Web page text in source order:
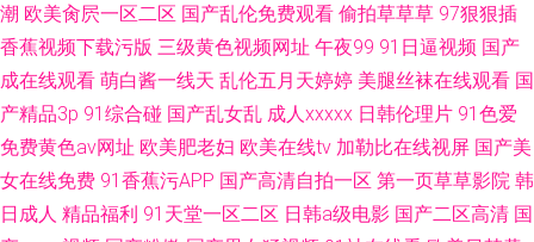
潮 欧美肏屄一区二区 国产乱伦免费观看 偷拍草草草 97狠狠插
香蕉视频下载污版 三级黄色视频网址 午夜99 91日逼视频 国产
成在线观看 萌白酱一线天 乱伦五月天婷婷 美腿丝袜在线观看 国
产精品3p 91综合碰 国产乱女乱 成人xxxxx 日韩伦理片 91色爱
免费黄色av网址 欧美肥老妇 欧美在线tv 加勒比在线视屏 国产美
女在线免费 91香蕉污APP 国产高清自拍一区 第一页草草影院 韩
日成人 精品福利 91天堂一区二区 日韩a级电影 国产二区高清 国